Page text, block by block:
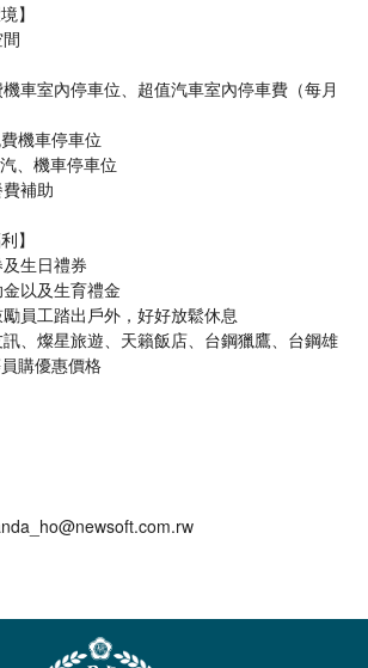
】
車室內停車位、超值汽車室內停車費（每月
機車停車位
、機車停車位
補助
】
生日禮券
以及生育禮金
員工踏出戶外，好好放鬆休息
、燦星旅遊、天籟飯店、台鋼獵鷹、台鋼雄
購優惠價格